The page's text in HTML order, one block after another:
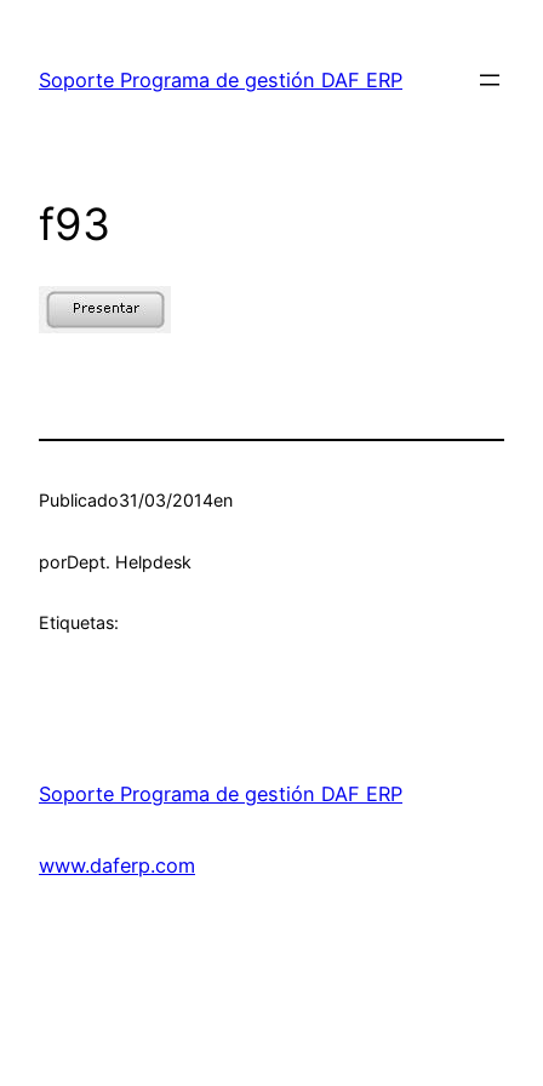
contenido
Soporte Programa de gestión DAF ERP
f93
Publicado31/03/2014en
porDept. Helpdesk
Etiquetas:
Soporte Programa de gestión DAF ERP
www.daferp.com